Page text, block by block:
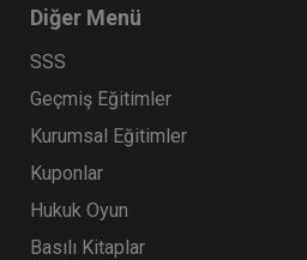
Diğer Menü
SSS
Geçmiş Eğitimler
Kurumsal Eğitimler
Kuponlar
Hukuk Oyun
Basılı Kitaplar